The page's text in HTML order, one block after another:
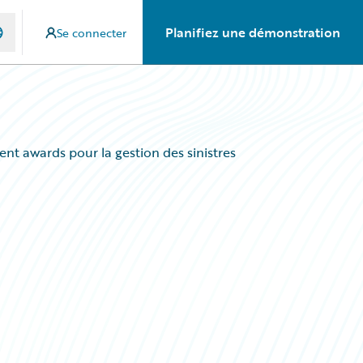
Se connecter Planifiez une démonstration
awards pour la gestion des sinistres